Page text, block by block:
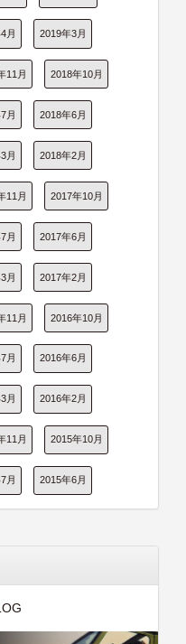
月 2019年3月
11月 2018年10月
月 2018年6月
月 2018年2月
11月 2017年10月
月 2017年6月
月 2017年2月
11月 2016年10月
月 2016年6月
月 2016年2月
11月 2015年10月
月 2015年6月